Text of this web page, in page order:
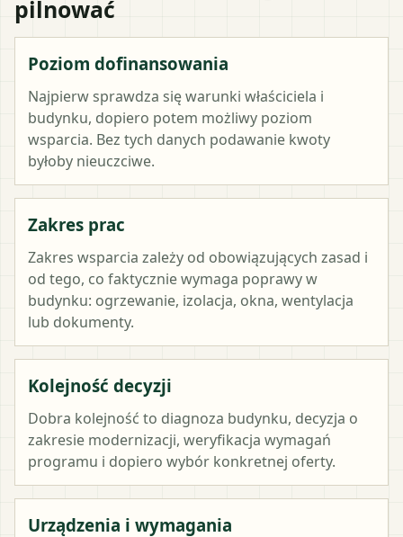
pilnować
Poziom dofinansowania
Najpierw sprawdza się warunki właściciela i
budynku, dopiero potem możliwy poziom
wsparcia. Bez tych danych podawanie kwoty
byłoby nieuczciwe.
Zakres prac
Zakres wsparcia zależy od obowiązujących zasad i
od tego, co faktycznie wymaga poprawy w
budynku: ogrzewanie, izolacja, okna, wentylacja
lub dokumenty.
Kolejność decyzji
Dobra kolejność to diagnoza budynku, decyzja o
zakresie modernizacji, weryfikacja wymagań
programu i dopiero wybór konkretnej oferty.
Urządzenia i wymagania